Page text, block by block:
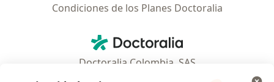
Condiciones de los Planes Doctoralia
Doctoralia - Página de inicio
Doctoralia Colombia, SAS